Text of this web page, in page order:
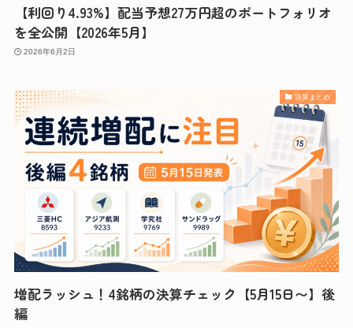
【利回り4.93%】配当予想27万円超のポートフォリオ
を全公開【2026年5月】
2026年6月2日
決算まとめ
増配ラッシュ！4銘柄の決算チェック【5月15日〜】後
編